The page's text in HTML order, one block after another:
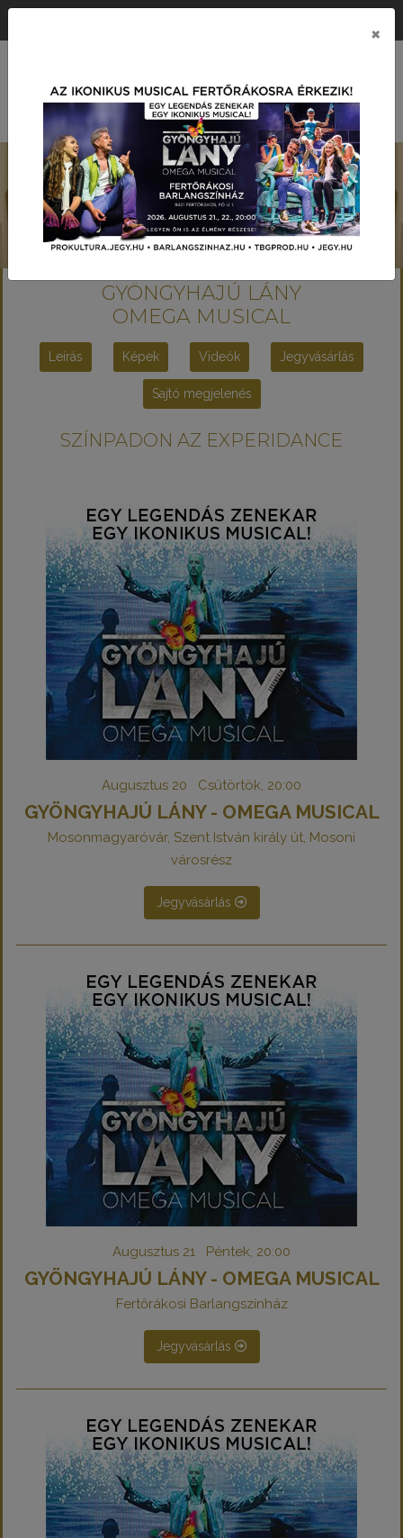
MENÜ
GYÖNGYHAJÚ LÁNY
OMEGA MUSICAL
Leírás Képek Videók Jegyvásárlás
Sajtó megjelenés
SZÍNPADON AZ EXPERIDANCE
Augusztus 20 Csütörtök, 20:00
GYÖNGYHAJÚ LÁNY - OMEGA MUSICAL
Mosonmagyaróvár, Szent István király út, Mosoni
városrész
Jegyvásárlás
Augusztus 21 Péntek, 20:00
GYÖNGYHAJÚ LÁNY - OMEGA MUSICAL
Fertőrákosi Barlangszínház
Jegyvásárlás
×